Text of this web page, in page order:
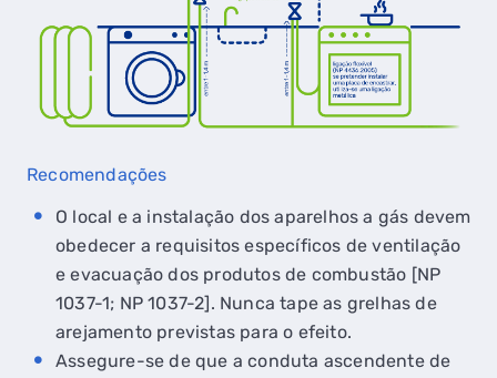
Recomendações
O local e a instalação dos aparelhos a gás devem
obedecer a requisitos específicos de ventilação
e evacuação dos produtos de combustão [NP
1037-1; NP 1037-2]. Nunca tape as grelhas de
arejamento previstas para o efeito.
Assegure-se de que a conduta ascendente de